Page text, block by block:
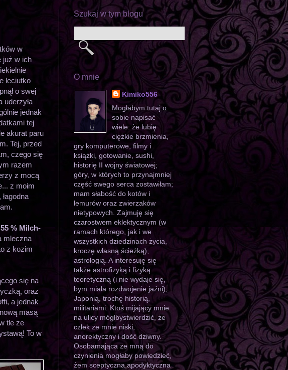
w
już w ich
leciutko
o swej
uderzyła
jednak
tej
akurat paru
Tej, przed
czego się
razem
z mocą
z moim
% Milch-
mleczna
z kozim
się na
oraz
a jednak
masą
tle ze
To w
Szukaj w tym blogu
O mnie
Kimiko556
Mogłabym tutaj o
sobie napisać
wiele: że lubię
ciężkie brzmienia,
gry komputerowe, filmy i
książki, gotowanie, sushi,
historię II wojny światowej;
góry, w których to przynajmniej
część swego serca zostawiłam;
mam słabość do kotów i
lemurów oraz zwierzaków
nietypowych. Zajmuję się
czarostwem eklektycznym (w
ramach którego, jak i we
wszystkich dziedzinach życia,
kroczę własną ścieżką),
astrologią. A interesuję się
także astrofizyką i fizyką
teoretyczną (i nie wydaje się,
bym miała rozdwojenie jaźni),
Japonią, trochę historią,
militariami. Ktoś mijający mnie
na ulicy mógłbystwierdzić, że
człek ze mnie niski,
anorektyczny i dość dziwny.
Osobamająca ze mną do
czynienia mogłaby powiedzieć,
żem sceptyczna,apodyktyczna